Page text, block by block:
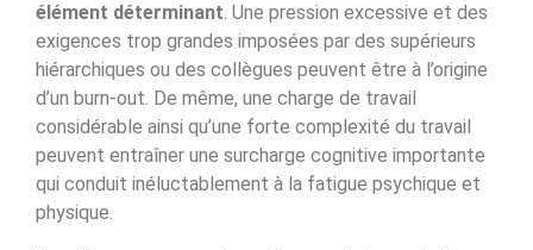
élément déterminant. Une pression excessive et des
exigences trop grandes imposées par des supérieurs
hiérarchiques ou des collègues peuvent être à l’origine
d’un burn-out. De même, une charge de travail
considérable ainsi qu’une forte complexité du travail
peuvent entraîner une surcharge cognitive importante
qui conduit inéluctablement à la fatigue psychique et
physique.